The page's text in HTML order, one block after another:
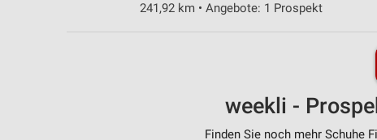
241,92 km • Angebote: 1 Prospekt
weekli -
Finden Sie noch mehr Schuhe